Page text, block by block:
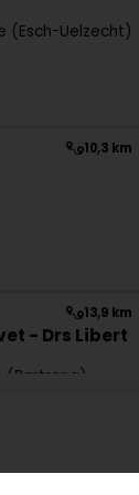
(Esch-Uelzecht)
10,3 km
13,9 km
- Drs Libert
(Bartreng)